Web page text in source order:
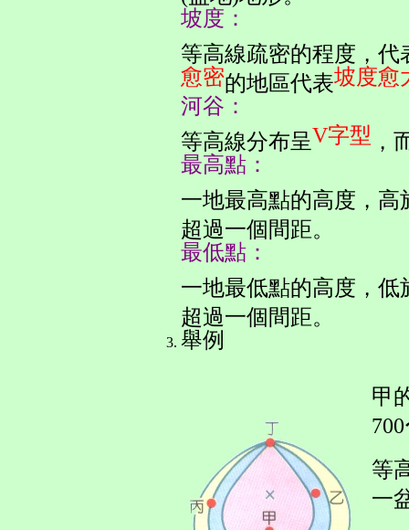
坡度：
等高線疏密的程度，代
愈密的地區代表坡度愈
河谷：
等高線分布呈V字型 ，
最高點：
一地最高點的高度，高
超過一個間距。
最低點：
一地最低點的高度，低
超過一個間距。
舉例
甲
等
一